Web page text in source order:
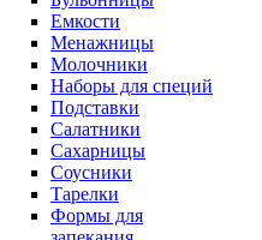
Емкости
Менажницы
Молочники
Наборы для специй
Подставки
Салатники
Сахарницы
Соусники
Тарелки
Формы для